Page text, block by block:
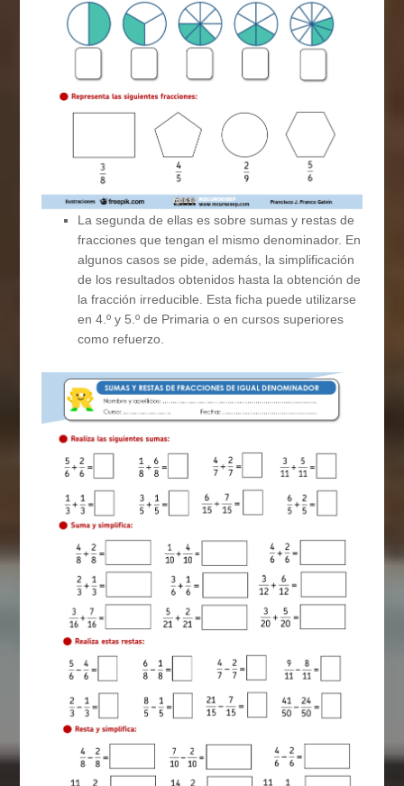
La segunda de ellas es sobre sumas y restas de
fracciones que tengan el mismo denominador. En
algunos casos se pide, además, la simplificación
de los resultados obtenidos hasta la obtención de
la fracción irreducible. Esta ficha puede utilizarse
en 4.º y 5.º de Primaria o en cursos superiores
como refuerzo.